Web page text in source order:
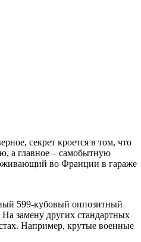
секрет кроется в том, что
а главное – самобытную
во Франции в гараже
599-кубовый оппозитный
замену других стандартных
Например, крутые военные